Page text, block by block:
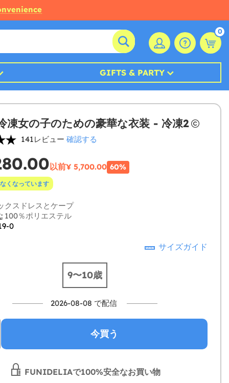
0
GIFTS & PARTY
凍女の子のための豪華な衣装 - 冷凍2
141レビュー 確認する
以前¥ 5,700.00 60%
くなっています
クスドレスとケープ
100％ポリエステル
0
サイズガイド
9〜10歳
2026-08-08 で配信
今買う
FUNIDELIAで100%安全なお買い物